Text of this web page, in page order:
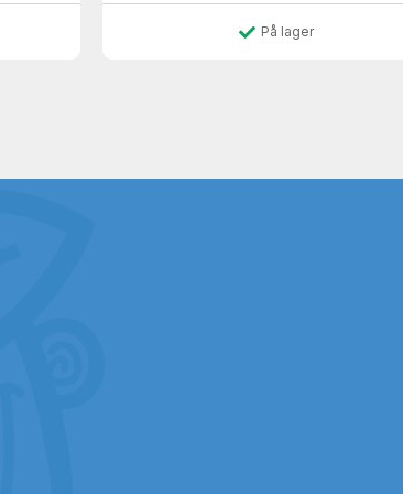
På lager